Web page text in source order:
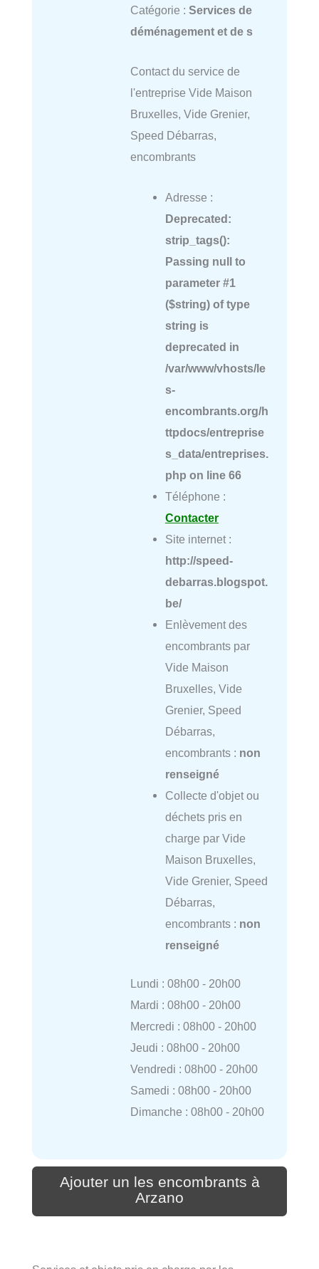
Catégorie : Services de
déménagement et de s
Contact du service de
l'entreprise Vide Maison
Bruxelles, Vide Grenier,
Speed Débarras,
encombrants
Adresse :
Deprecated:
strip_tags():
Passing null to
parameter #1
($string) of type
string is
deprecated in
/var/www/vhosts/le
s-
encombrants.org/h
ttpdocs/entreprise
s_data/entreprises.
php on line 66
Téléphone :
Contacter
Site internet :
http://speed-
debarras.blogspot.
be/
Enlèvement des
encombrants par
Vide Maison
Bruxelles, Vide
Grenier, Speed
Débarras,
encombrants : non
renseigné
Collecte d'objet ou
déchets pris en
charge par Vide
Maison Bruxelles,
Vide Grenier, Speed
Débarras,
encombrants : non
renseigné
Lundi : 08h00 - 20h00
Mardi : 08h00 - 20h00
Mercredi : 08h00 - 20h00
Jeudi : 08h00 - 20h00
Vendredi : 08h00 - 20h00
Samedi : 08h00 - 20h00
Dimanche : 08h00 - 20h00
Ajouter un les encombrants à
Arzano